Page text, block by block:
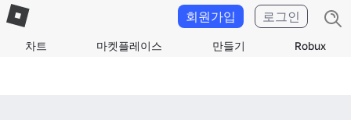
차트 마켓플레이스 만들기 Robux
회원가입 로그인